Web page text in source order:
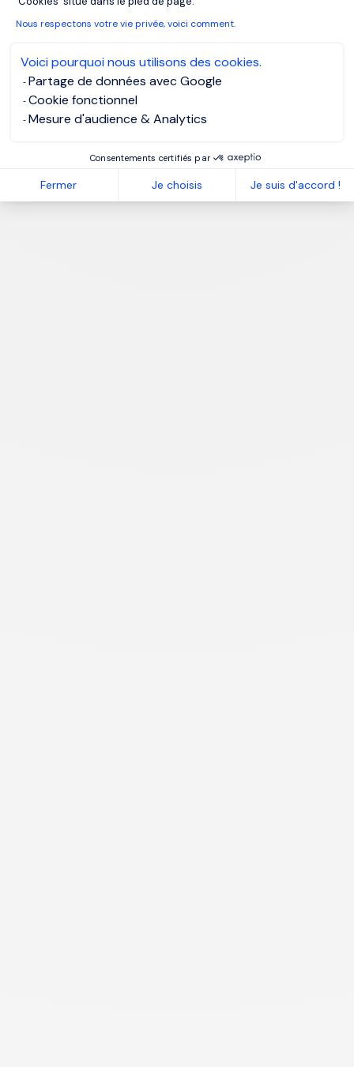
Nous respectons votre vie privée, voici comment.
Voici pourquoi nous utilisons des cookies.
Partage de données avec Google
Cookie fonctionnel
Mesure d'audience & Analytics
Consentements certifiés par
Fermer Je choisis Je suis d'accord !